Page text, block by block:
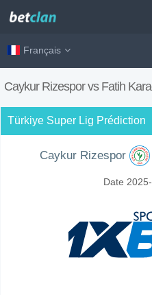
Français
Caykur Rizespor vs Fatih
Türkiye Super Lig Prédiction
Caykur Rizespor
Date